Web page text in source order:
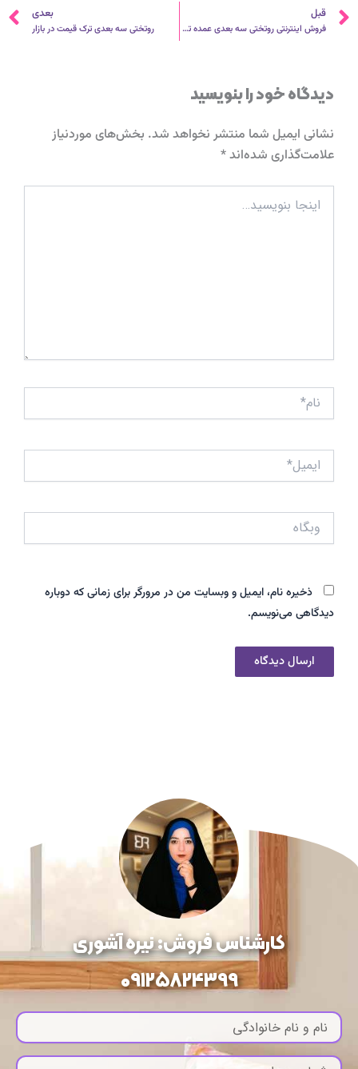
قبلی
قبل
فروش اینترنتی روتختی سه بعدی عمده تهران
بعدی
روتختی سه بعدی ترک قیمت در بازار
دیدگاه‌ خود را بنویسید
نشانی ایمیل شما منتشر نخواهد شد. بخش‌های موردنیاز
علامت‌گذاری شده‌اند*
بنویسید…
نام*
ایمیل*
ذخیره نام، ایمیل و وبسایت من در مرورگر برای زمانی که دوباره
دیدگاهی می‌نویسم.
کارشناس فروش: نیره آشوری
09125824399